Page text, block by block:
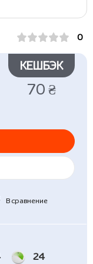
0
КЕШБЭК
70 ₴
В сравнение
24